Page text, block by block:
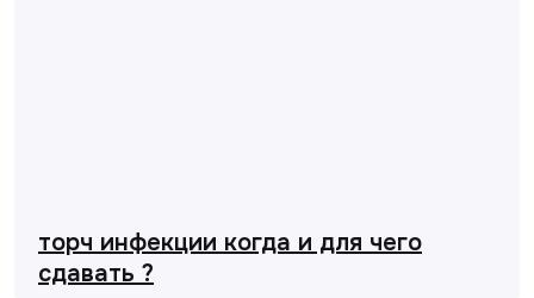
торч инфекции когда и для чего
сдавать ?